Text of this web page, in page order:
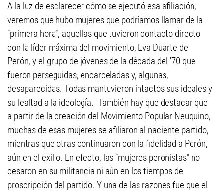
A la luz de esclarecer cómo se ejecutó esa afiliación,
veremos que hubo mujeres que podríamos llamar de la
“primera hora”, aquellas que tuvieron contacto directo
con la líder máxima del movimiento, Eva Duarte de
Perón, y el grupo de jóvenes de la década del '70 que
fueron perseguidas, encarceladas y, algunas,
desaparecidas. Todas mantuvieron intactos sus ideales y
su lealtad a la ideología. También hay que destacar que
a partir de la creación del Movimiento Popular Neuquino,
muchas de esas mujeres se afiliaron al naciente partido,
mientras que otras continuaron con la fidelidad a Perón,
aún en el exilio. En efecto, las “mujeres peronistas” no
cesaron en su militancia ni aún en los tiempos de
proscripción del partido. Y una de las razones fue que el